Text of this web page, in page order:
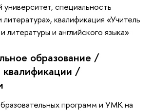
университет, специальность
литература», квалификация «Учитель
литературы и английского языка»
образование /
/
программ и УМК на